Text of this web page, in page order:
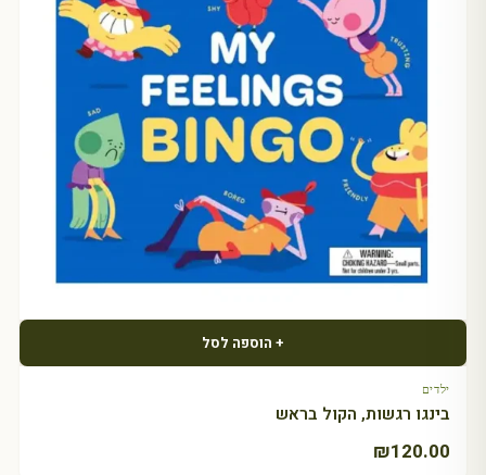
+ הוספה לסל
ילדים
בינגו רגשות, הקול בראש
₪120.00